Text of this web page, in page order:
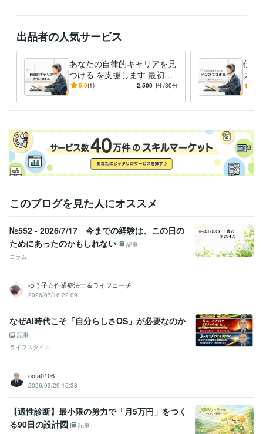
ニューノーマルで見えてきた課題
ネジメント実践講座 日経新聞の私見卓見「自分を支えるセルフコー
チング」 The Financeコラム【連載】金融機関の新しい人材育成 ス
トレス社会でしなやかに活き活き働く
資格・検定
国家資格キャリアコンサルタント 取得年 : 2019年
認定心理士 取得年 : 2023年
得意分野
学習指導・資格・キャリア相談 心理学を活用したコーチング
コンサルティング IT 金融
出品者の人気サービス
あなたの自律的キャリアを見
つける を支援します 最初
に、自分が仕事で大事にして
5.0(1) 2,500 円 /30分
仕事
スキ
ンサ
しま
このブログを見た人にオススメ
№552 - 2026/7/17 今までの経験は、この日の
ためにあったのかもしれない
記事
コラム
ゆう子☆作業療法士＆ライフコーチ
2026/07/16 22:09
なぜAI時代こそ「自分らしさOS」が必要なのか
記事
ライフスタイル
oota0106
2026/03/29 15:38
【適性診断】最小限の努力で「月5万円」をつく
る90日の設計図
記事